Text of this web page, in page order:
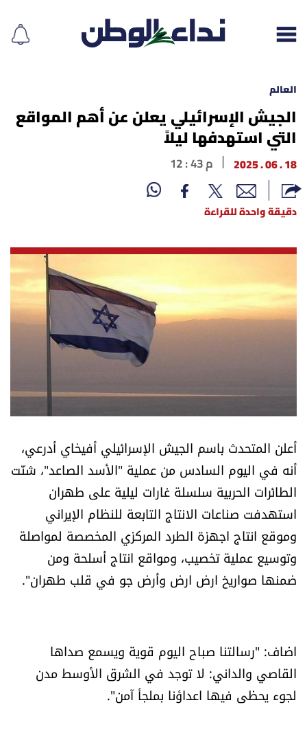
إقرأ الجريدة
لبنان
الغلاف
نداء اليوم
محليات
أسرار
نداء القرّاء
كتّابنا
تحت المجهر
آراء
اقتصاد
الصحافة الإسرائيلية
ثقافة وفنون
العالم
الجيش الإسرائيلي يعلن عن أهم المواقع
التي استهدفها ليلاً
18 . 06 . 2025 12 : 43 م
دقيقة واحدة للقراءة
أعلن المتحدث باسم الجيش الإسرائيلي أفيخاي أدرعي،
أنه في اليوم السادس من عملية ‎"الأسد الصاعد"، شنّت
الطائرات الحربية سلسلة غارات ليلية على طهران
استهدفت صناعات الانتاج التابعة للنظام الإيراني
وموقع انتاج اجهزة الطرد المركزي المخصصة لمواصلة
وتوسيع عملية تخصيب، ومواقع انتاج أسلحة ومن
ضمنها صواريخ ارض ارض وأرض جو في قلب طهران".
اضاف: "رسالتنا صباح اليوم قوية ويسمع صداها
القاصي والداني: لا توجد في الشرق الأوسط مدن
لجوء يحظى فيها اعداؤنا بملجأ آمن".